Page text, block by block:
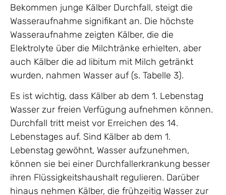
Bekommen junge Kälber Durchfall, steigt die
Wasseraufnahme signifikant an. Die höchste
Wasseraufnahme zeigten Kälber, die die
Elektrolyte über die Milchtränke erhielten, aber
auch Kälber die ad libitum mit Milch getränkt
wurden, nahmen Wasser auf (s. Tabelle 3).
Es ist wichtig, dass Kälber ab dem 1. Lebenstag
Wasser zur freien Verfügung aufnehmen können.
Durchfall tritt meist vor Erreichen des 14.
Lebenstages auf. Sind Kälber ab dem 1.
Lebenstag gewöhnt, Wasser aufzunehmen,
können sie bei einer Durchfallerkrankung besser
ihren Flüssigkeitshaushalt regulieren. Darüber
hinaus nehmen Kälber, die frühzeitig Wasser zur